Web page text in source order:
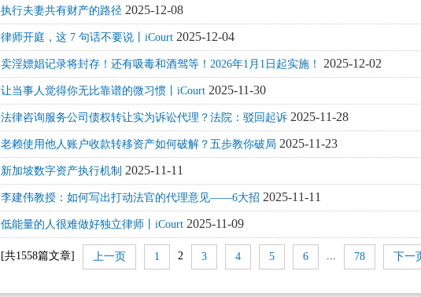
执行夫妻共有财产的路径 2025-12-08
律师开庭，这 7 句话不要说丨iCourt 2025-12-04
卖淫嫖娼记录将封存！还有吸毒和酒驾等！2026年1月1日起实施！ 2025-12-02
让当事人觉得你无比靠谱的微习惯丨iCourt 2025-11-30
法律咨询服务公司债权转让实为诉讼代理？法院：驳回起诉 2025-11-28
老赖使用他人账户收款转移资产如何破解？五步教你破局 2025-11-23
新加坡数字资产执行机制 2025-11-11
李建伟教授：如何写出打动法官的代理意见——6大招 2025-11-11
低能量的人很难做好独立律师丨iCourt 2025-11-09
[共1558篇文章] 上一页 1 2 3 4 5 6 ... 78 下一